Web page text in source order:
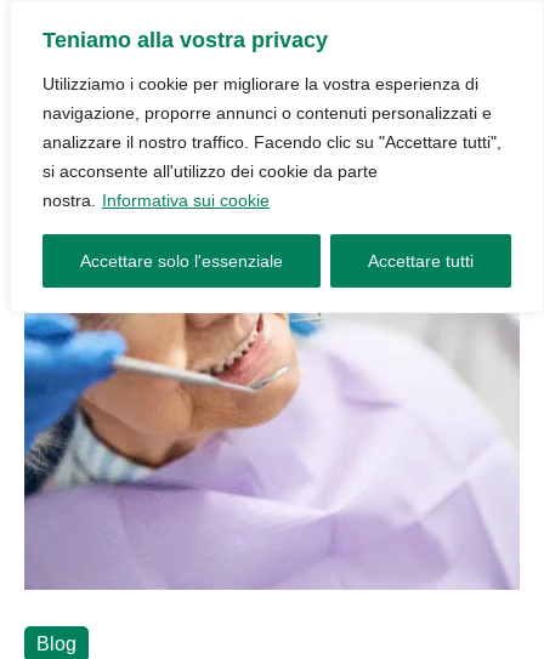
Teniamo alla vostra privacy
Utilizziamo i cookie per migliorare la vostra esperienza di
navigazione, proporre annunci o contenuti personalizzati e
analizzare il nostro traffico. Facendo clic su "Accettare tutti",
si acconsente all'utilizzo dei cookie da parte
nostra.
Informativa sui cookie
Accettare solo l'essenziale Accettare tutti
Blog